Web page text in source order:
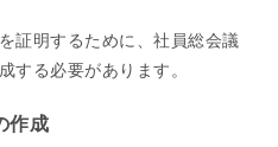
証明するために、社員総会議
する必要があります。
作成